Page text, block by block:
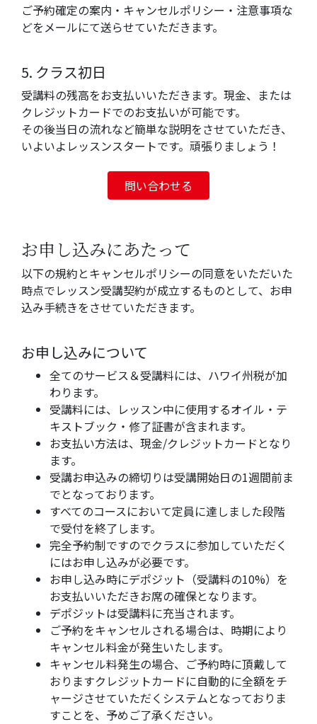
ご予約確定の案内・キャンセルポリシー・注意事項な
どをメールにて送らせていただきます。
5. クラス初日
受講料の残高をお支払いいただきます。現金、または
クレジットカードでのお支払いが可能です。
その後当日の流れなど簡単な説明をさせていただき、
いよいよレッスンスタートです。頑張りましょう！
問い合わせる
お申し込みにあたって
以下の規約とキャンセルポリシーの同意をいただいた
時点でレッスン受講契約が成立するものとして、お申
込み手続きをさせていただきます。
お申し込みについて
全てのサービス＆受講料には、ハワイ州税が加
わります。
受講料には、レッスン中に使用するオイル・テ
キストブック・修了証書が含まれます。
お支払い方法は、現金/クレジットカードとなり
ます。
受講お申込みの締切りは受講開始日の1週間前ま
でとなっております。
​すべてのコースにおいて定員に達しました段階
で受付を終了します。
完全予約制ですのでクラスに参加していただく
にはお申し込みが必要です。
お申し込み時にデポジット（受講料の10%）を
お支払いいただきお席の確保となります。
デポジットは受講料に充当されます。
ご予約をキャンセルされる場合は、時期により
キャンセル料金が発生いたします。
キャンセル料発生の場合、ご予約時に頂戴して
おりますクレジットカードに自動的に全額をチ
ャージさせていただくシステムとなっておりま
すことを、予めご了承ください。